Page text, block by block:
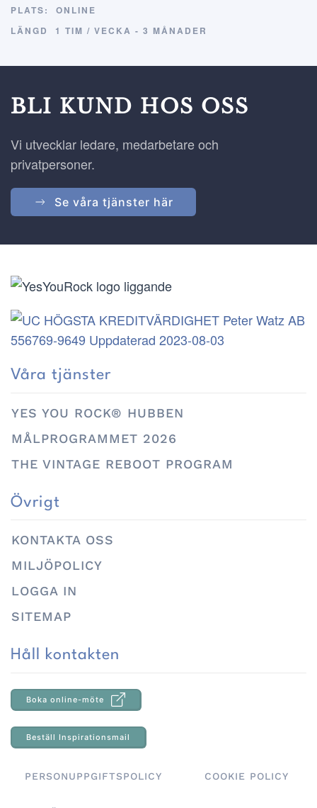
PLATS:
ONLINE
LÄNGD
1 TIM / VECKA - 3 MÅNADER
BLI KUND HOS OSS
Vi utvecklar ledare, medarbetare och
privatpersoner.
Se våra tjänster här
Våra tjänster
YES YOU ROCK® HUBBEN
MÅLPROGRAMMET 2026
THE VINTAGE REBOOT PROGRAM
Övrigt
KONTAKTA OSS
MILJÖPOLICY
LOGGA IN
SITEMAP
Håll kontakten
Boka online-möte
Beställ Inspirationsmail
PERSONUPPGIFTSPOLICY COOKIE POLICY